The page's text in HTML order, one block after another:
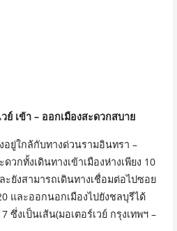
ย์ เข้า – ออกเมืองสะดวกสบาย
ยู่ใกล้กับทางด่วนรามอินทรา –
วกทั้งเดินทางเข้าเมืองห่างเพียง 10
ยังสามารถเดินทางเชื่อมต่อไปซอย
และออกนอกเมืองไปยังชลบุรีได้
ซึ่งเป็นเส้น(มอเตอร์เวย์ กรุงเทพฯ –